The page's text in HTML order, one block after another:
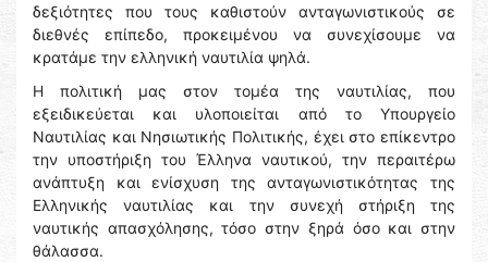
δεξιότητες που τους καθιστούν ανταγωνιστικούς σε
διεθνές επίπεδο, προκειμένου να συνεχίσουμε να
κρατάμε την ελληνική ναυτιλία ψηλά.
Η πολιτική μας στον τομέα της ναυτιλίας, που
εξειδικεύεται και υλοποιείται από το Υπουργείο
Ναυτιλίας και Νησιωτικής Πολιτικής, έχει στο επίκεντρο
την υποστήριξη του Έλληνα ναυτικού, την περαιτέρω
ανάπτυξη και ενίσχυση της ανταγωνιστικότητας της
Ελληνικής ναυτιλίας και την συνεχή στήριξη της
ναυτικής απασχόλησης, τόσο στην ξηρά όσο και στην
θάλασσα.